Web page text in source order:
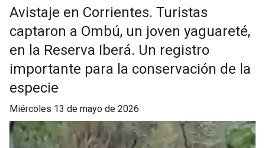
Avistaje en Corrientes. Turistas
captaron a Ombú, un joven yaguareté,
en la Reserva Iberá. Un registro
importante para la conservación de la
especie
miércoles 13 de mayo de 2026